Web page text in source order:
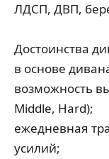
ЛДСП, ДВП,
Достоинства
в основе
возможность
Middle, Hard);
ежедневная
усилий;